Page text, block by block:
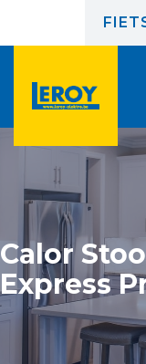
Calor
Express